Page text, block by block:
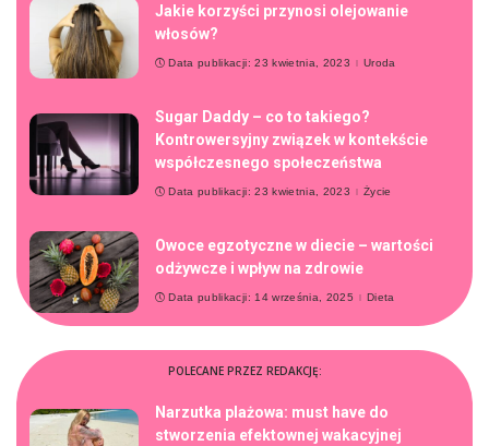
Jakie korzyści przynosi olejowanie
włosów?
Data publikacji: 23 kwietnia, 2023 Uroda
Sugar Daddy – co to takiego?
Kontrowersyjny związek w kontekście
współczesnego społeczeństwa
Data publikacji: 23 kwietnia, 2023 Życie
Owoce egzotyczne w diecie – wartości
odżywcze i wpływ na zdrowie
Data publikacji: 14 września, 2025 Dieta
POLECANE PRZEZ REDAKCJĘ:
Narzutka plażowa: must have do
stworzenia efektownej wakacyjnej